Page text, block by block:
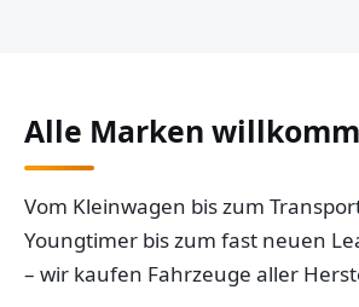
Alle Marken
Vom Kleinwagen bis zum
Youngtimer bis zum fast neuen
– wir kaufen Fahrzeuge aller